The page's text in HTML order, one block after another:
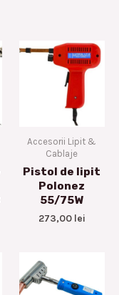
Accesorii Lipit &
Cablaje
Pistol de lipit
Polonez
55/75W
273,00 lei